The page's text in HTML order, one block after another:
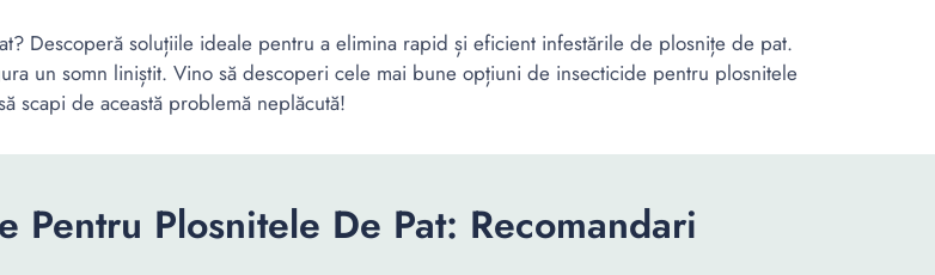
Descoperă soluțiile ideale pentru a elimina rapid și eficient infestările de plosnițe de pat.
un somn liniștit. Vino să descoperi cele mai bune opțiuni de insecticide pentru plosnitele
scapi de această problemă neplăcută!
Pentru Plosnitele De Pat: Recomandari